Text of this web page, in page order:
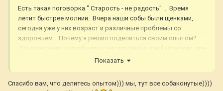
Есть такая поговорка " Старость - не радость" . Время
летит быстрее молнии. Вчера наши собы были щенками,
сегодня уже у них возраст и различные проблемы со
здоровьем. Почему я решил поделиться своим опытом?
Когда возникла проблема с нашим малышом ( японский хип-
приёмышь) первым делом к специалистам - в
( эта болезнь не лечится ) надо определиться какую дозу
Показать
Спасибо вам, что делитесь опытом))) мы, тут все собаконутые))))